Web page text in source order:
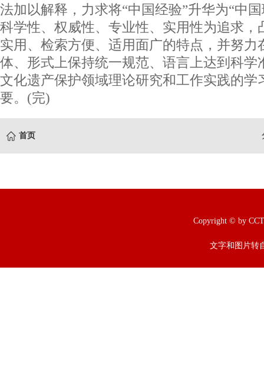
法加以解释，力求将“中国经验”升华为“中
科学性、权威性、专业性、实用性为追求，
实用、检索方便、适用面广的特点，并努力
体、形式上保持统一规范、语言上达到科学
文化遗产保护领域理论研究和工作实践的学
要。(完)
首页
Copyright © by
文字和图片转